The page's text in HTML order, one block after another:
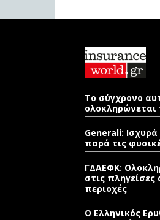
Το σύγχρονο
ολοκληρώνεται
Generali:
παρά τις
ΓΔΑΕΦΚ:
στις
περιοχές
Ο Ελληνικός